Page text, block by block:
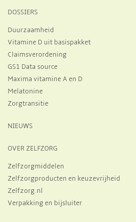
DOSSIERS
Duurzaamheid
Vitamine D uit basispakket
Claimsverordening
GS1 Data source
Maxima vitamine A en D
Melatonine
Zorgtransitie
NIEUWS
OVER ZELFZORG
Zelfzorgmiddelen
Zelfzorgproducten en keuzevrijheid
Zelfzorg.nl
Verpakking en bijsluiter